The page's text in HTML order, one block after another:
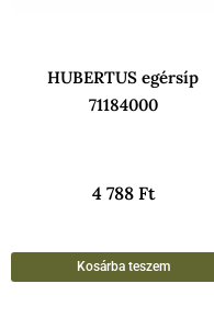
HUBERTUS egérsíp
71184000
4 788 Ft
Kosárba teszem